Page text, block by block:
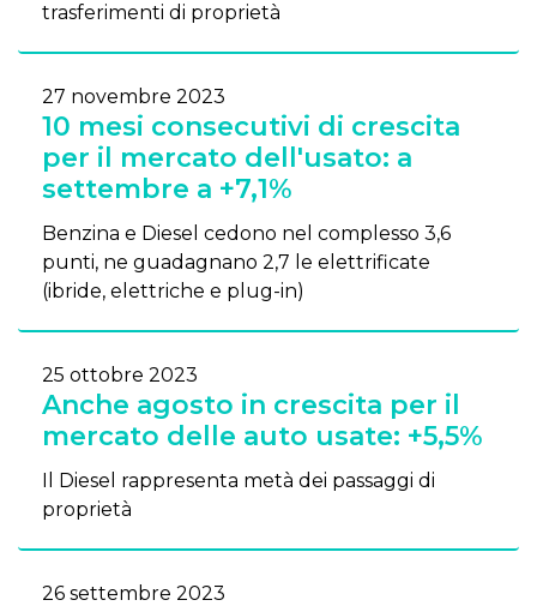
trasferimenti di proprietà
27 novembre 2023
10 mesi consecutivi di crescita
per il mercato dell'usato: a
settembre a +7,1%
Benzina e Diesel cedono nel complesso 3,6
punti, ne guadagnano 2,7 le elettrificate
(ibride, elettriche e plug-in)
25 ottobre 2023
Anche agosto in crescita per il
mercato delle auto usate: +5,5%
Il Diesel rappresenta metà dei passaggi di
proprietà
26 settembre 2023